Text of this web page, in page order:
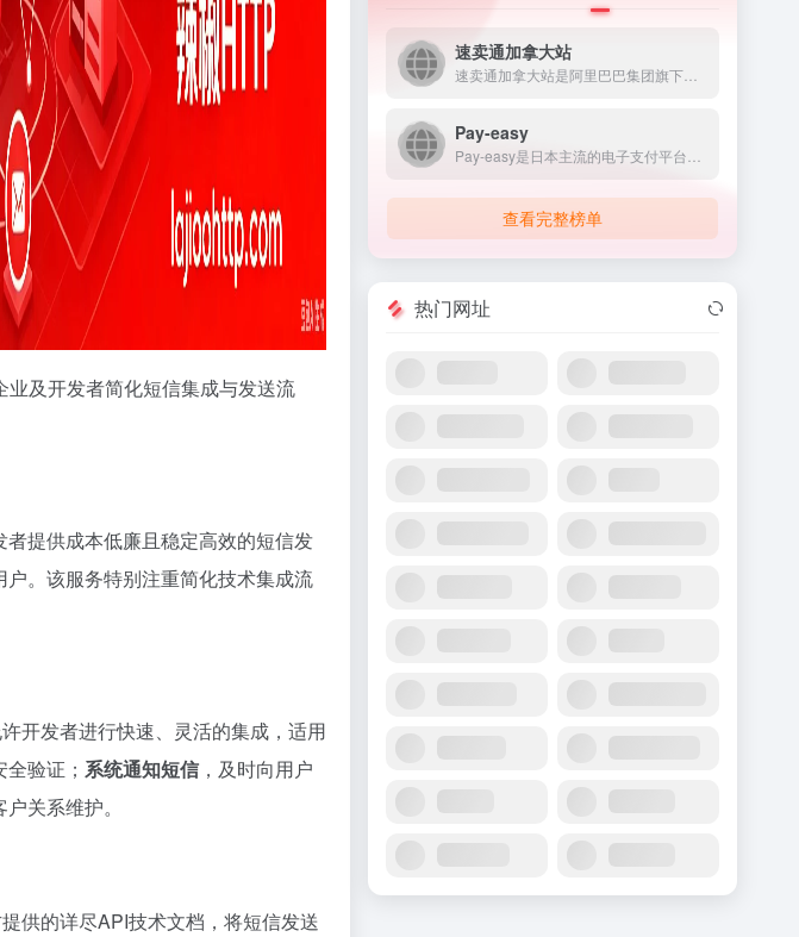
及开发者简化短信集成与发送流
提供成本低廉且稳定高效的短信发
。该服务特别注重简化技术集成流
开发者进行快速、灵活的集成，适用
验证； 系统通知短信 ，及时向用户
关系维护。
供的详尽API技术文档，将短信发送
速卖通加拿大站
Pay-easy
查看完整榜单
热门网址